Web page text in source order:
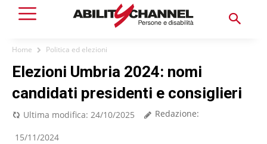
Home Politica ed elezioni
Elezioni Umbria 2024: nomi
candidati presidenti e consiglieri
Ultima modifica: 24/10/2025 Redazione:
15/11/2024